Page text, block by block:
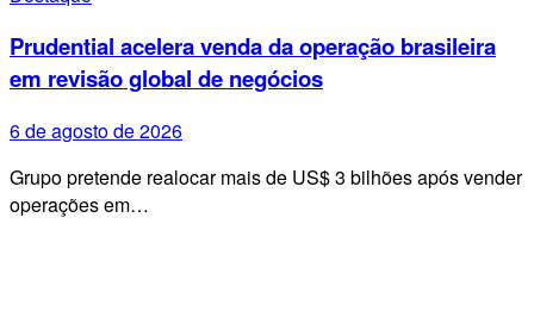
Prudential acelera venda da operação brasileira
em revisão global de negócios
6 de agosto de 2026
Grupo pretende realocar mais de US$ 3 bilhões após vender
operações em…